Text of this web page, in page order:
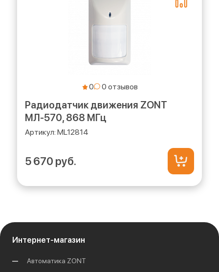
0
Радиодатчик движения ZONT
МЛ-570, 868 МГц
ML12814
5 670 руб.
Интернет-магазин
Автоматика ZONT